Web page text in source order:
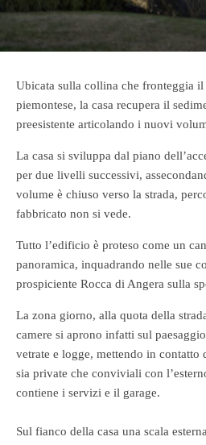
Ubicata sulla collina che fronteggia
piemontese, la casa recupera il
preesistente articolando i nuovi
La casa si sviluppa dal piano
per due livelli successivi,
volume è chiuso verso la strada,
fabbricato non si vede.
Tutto l’edificio è proteso come un
panoramica, inquadrando nelle sue
prospiciente Rocca di Angera sulla
La zona giorno, alla quota della
camere si aprono infatti sul
vetrate e logge, mettendo in contatto
sia private che conviviali con
contiene i servizi e il garage.
Sul fianco della casa una scala